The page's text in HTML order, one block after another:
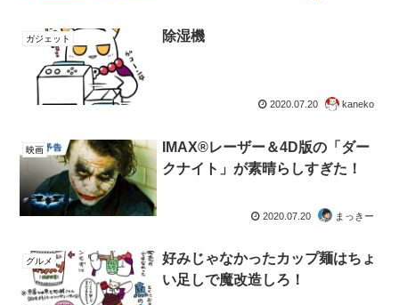
ガジェット 除湿機
2020.07.20 kaneko
映画
IMAX®レーザー＆4D版の「ダー
クナイト」が素晴らしすぎた！
2020.07.20 まっきー
グルメ
好みじゃなかったカップ麺はちょ
い足しで魔改造しろ！